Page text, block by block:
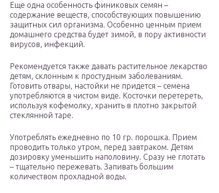
Еще одна особенность финиковых семян –
содержание веществ, способствующих повышению
защитных сил организма. Особенно ценным прием
домашнего средства будет зимой, в пору активности
вирусов, инфекций.
Рекомендуется также давать растительное лекарство
детям, склонным к простудным заболеваниям.
Готовить отвары, настойки не придется – семена
употребляются в чистом виде. Косточки перетереть,
используя кофемолку, хранить в плотно закрытой
стеклянной таре.
Употреблять ежедневно по 10 гр. порошка. Прием
проводить только утром, перед завтраком. Детям
дозировку уменьшить наполовину. Сразу не глотать
– тщательно пережевать. Запивать большим
количеством прохладной воды.